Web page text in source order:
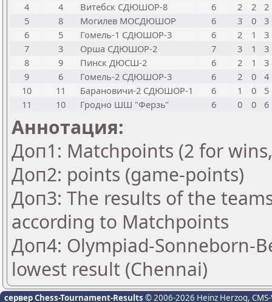
4
4 Витебск СДЮШОР-8 6 2 2
2
5
8 Могилев МОСДЮШОР 6 3 0
3
6
5 Гомель-1 СДЮШОР-3 6 2 1
3
7
3 Орша СДЮШОР-2 7 3 1
3
8
9 Пинск ДЮСШ-2 6 2 1
3
9
6 Гомель-2 СДЮШОР-3 6 2 0
4
10
11 Барановичи-2 СДЮШОР-1 6 1 0
5
11
10 Гродно ШШ "Ферзь" 6 0 0 6
Аннотация:
Доп1: Matchpoints (2 for
Доп2: points (game-points)
Доп3: The results of the
according to Matchpoints
Доп4: Olympiad-Sonneborn-
lowest result (Chennai)
сервер Chess-Tournament-Results © 2006-2026 Heinz Herzog,